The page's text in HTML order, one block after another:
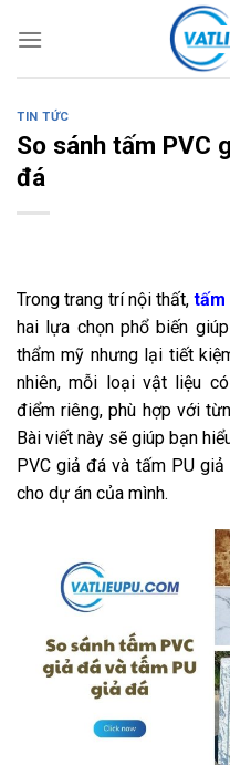
TIN TỨC
So sánh tấm PVC
đá
Trong trang trí nội thất,tấm
hai lựa chọn phổ biến
thẩm mỹ nhưng lại tiết
nhiên, mỗi loại vật liệu
điểm riêng, phù hợp với
Bài viết này sẽ giúp bạn
PVC giả đá và tấm PU
cho dự án của mình.